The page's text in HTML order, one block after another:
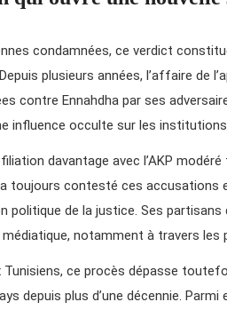
condamnées, ce verdict
plusieurs années, l’affaire de
contre Ennahdha par ses
influence occulte sur les
davantage avec l’AKP
toujours contesté ces accusations
politique de la justice. Ses
notamment à travers les
Tunisiens, ce procès dépasse
depuis plus d’une décennie.